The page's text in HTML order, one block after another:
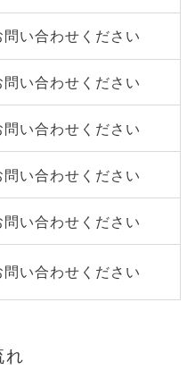
い合わせください
い合わせください
い合わせください
い合わせください
い合わせください
い合わせください
れ